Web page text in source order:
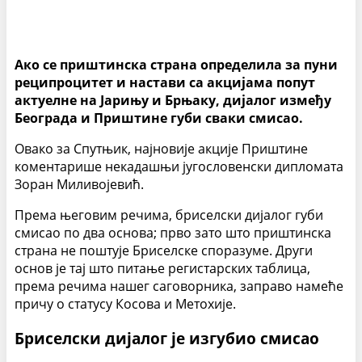
Ако се приштинска страна определила за пуни
реципроцитет и настави са акцијама попут
актуелне на Јарињу и Брњаку, дијалог између
Београда и Приштине губи сваки смисао.
Овако за Спутњик, најновије акције Приштине
коментарише некадашњи југословенски дипломата
Зоран Миливојевић.
Према његовим речима, бриселски дијалог губи
смисао по два основа; прво зато што приштинска
страна не поштује Бриселске споразуме. Други
основ је тај што питање регистарских таблица,
према речима нашег саговорника, заправо намеће
причу о статусу Косова и Метохије.
Бриселски дијалог је изгубио смисао